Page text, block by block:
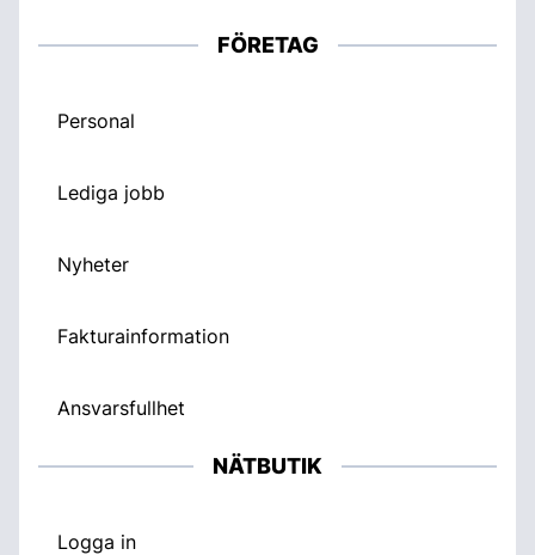
FÖRETAG
Personal
Lediga jobb
Nyheter
Fakturainformation
Ansvarsfullhet
NÄTBUTIK
Logga in